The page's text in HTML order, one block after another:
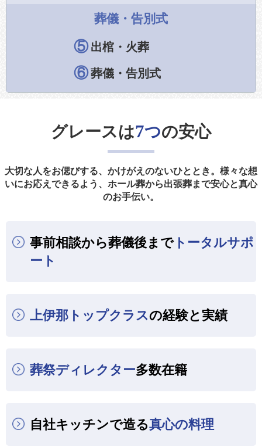
葬儀・告別式
⑤ 出棺・火葬
⑥葬儀・告別式
グレースは7つの安心
大切な人をお偲びする、かけがえのないひととき。様々な想
いにお応えできるよう、ホール葬から出張葬まで安心と真心
のお手伝い。
事前相談から葬儀後までトータルサポ
ート
上伊那トップクラスの経験と実績
葬祭ディレクター多数在籍
自社キッチンで造る真心の料理